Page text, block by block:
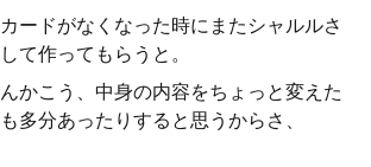
ードがなくなった時にまたシャルルさ
て作ってもらうと。
かこう、中身の内容をちょっと変えた
多分あったりすると思うからさ、